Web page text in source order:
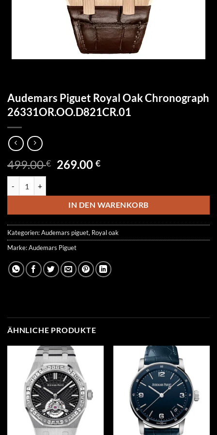
Audemars Piguet Royal Oak Chronograph
26331OR.OO.D821CR.01
499.00€ Ursprünglicher
499.00 €
269.00€Aktueller
269.00 €.
IN DEN WARENKORB
Kategorien:Audemars piguet, Royal oak
Marke:Audemars Piguet
ÄHNLICHE PRODUKTE